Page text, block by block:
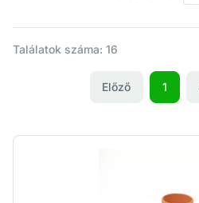
Találatok száma: 16
Előző 1